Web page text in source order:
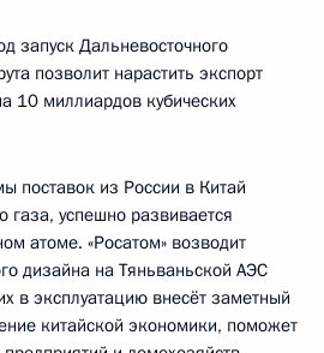
запуск Дальневосточного
позволит нарастить экспорт
10 миллиардов кубических
поставок из России в Китай
газа, успешно развивается
атоме. «Росатом» возводит
дизайна на Тяньваньской АЭС
в эксплуатацию внесёт заметный
китайской экономики, поможет